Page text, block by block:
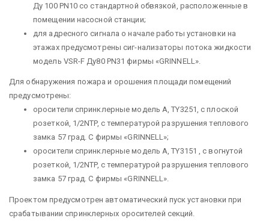
Ду 100 PN10 со стандартной обвязкой, расположенные в
помещении насосной станции;
для адресного сигнала о начале работы установки на
этажах предусмотрены сиг-нализаторы потока жидкости
модель VSR-F Ду80 PN31 фирмы «GRINNELL».
Для обнаружения пожара и орошения площади помещений
предусмотрены:
оросители спринклерные модель А, TY3251, с плоской
розеткой, 1/2NTP, с температурой разрушения теплового
замка 57 град. С фирмы «GRINNELL»;
оросители спринклерные модель А, TY3151 , с вогнутой
розеткой, 1/2NTP, с температурой разрушения теплового
замка 57 град. С фирмы «GRINNELL».
Проектом предусмотрен автоматический пуск установки при
срабатывании спринклерных оросителей секций.